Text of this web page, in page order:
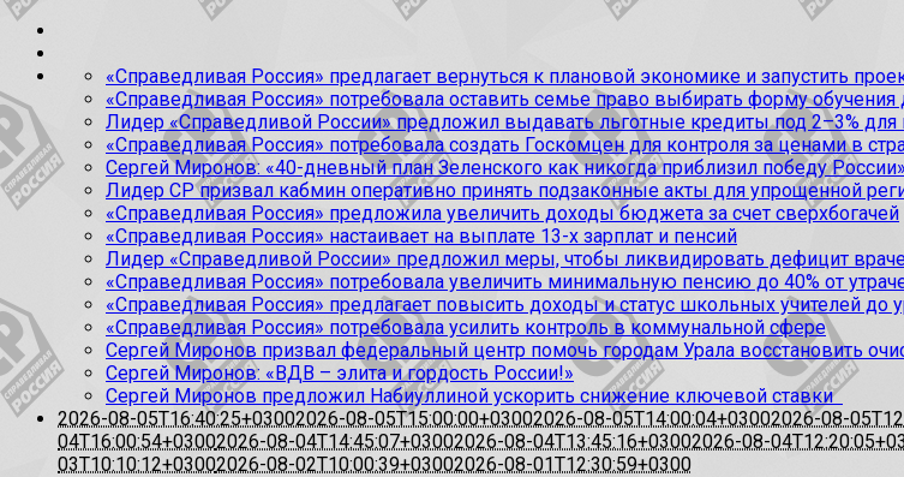
«Справедливая Россия» предлагает вернуться к плановой экономике и запустить
«Справедливая Россия» потребовала оставить семье право выбирать форму обучения
Лидер «Справедливой России» предложил выдавать льготные кредиты под 2–3% для
«Справедливая Россия» потребовала создать Госкомцен для контроля за ценами в
Сергей Миронов: «40-дневный план Зеленского как никогда приблизил победу России»
Лидер СР призвал кабмин оперативно принять подзаконные акты для упрощенной
«Справедливая Россия» предложила увеличить доходы бюджета за счет сверхбогачей
«Справедливая Россия» настаивает на выплате 13-х зарплат и пенсий
Лидер «Справедливой России» предложил меры, чтобы ликвидировать дефицит
«Справедливая Россия» потребовала увеличить минимальную пенсию до 40% от
«Справедливая Россия» предлагает повысить доходы и статус школьных учителей до
«Справедливая Россия» потребовала усилить контроль в коммунальной сфере
Сергей Миронов призвал федеральный центр помочь городам Урала восстановить
Сергей Миронов: «ВДВ – элита и гордость России!»
Сергей Миронов предложил Набиуллиной ускорить снижение ключевой ставки
2026-08-05T16:40:25+03002026-08-05T15:00:00+03002026-08-05T14:00:04+03002026-08-
04T16:00:54+03002026-08-04T14:45:07+03002026-08-04T13:45:16+03002026-08-
03T10:10:12+03002026-08-02T10:00:39+03002026-08-01T12:30:59+0300